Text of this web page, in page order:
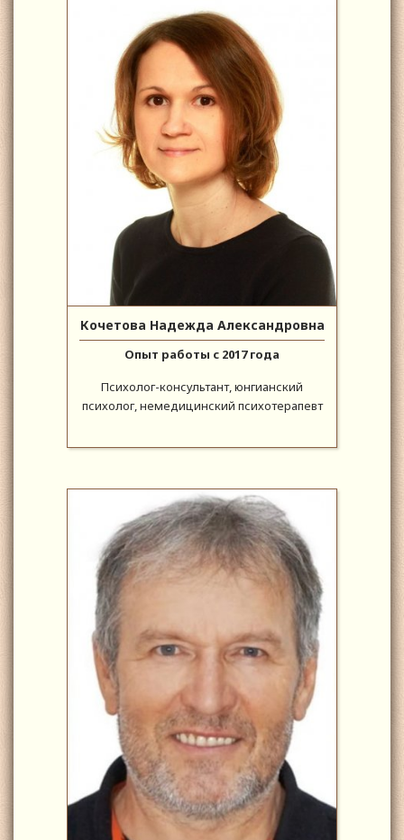
Кочетова Надежда Александровна
Опыт работы с 2017 года
Психолог-консультант, юнгианский
психолог, немедицинский психотерапевт